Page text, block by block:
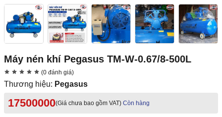
Máy nén khí Pegasus TM-W-0.67/8-500L
(0 đánh giá)
Thương hiệu: Pegasus
17500000(Giá chưa bao gồm VAT) Còn hàng